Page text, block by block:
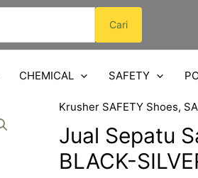
Cari
CHEMICAL SAFETY
Krusher SAFETY Shoes,
Jual Sepatu
BLACK-